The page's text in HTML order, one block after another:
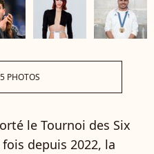
PHOTOS
le Tournoi des Six
depuis 2022, la